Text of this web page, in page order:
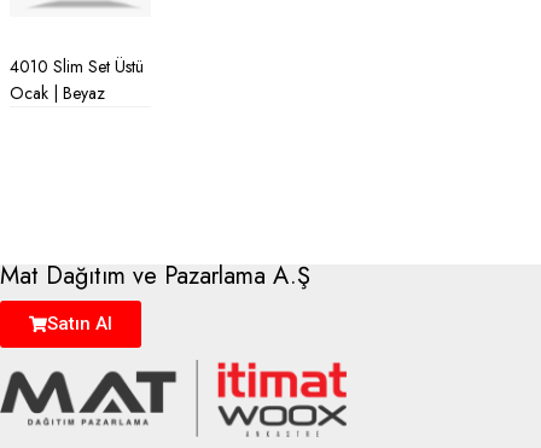
4010 Slim Set Üstü
Ocak | Beyaz
Mat Dağıtım ve Pazarlama A.Ş
Satın Al